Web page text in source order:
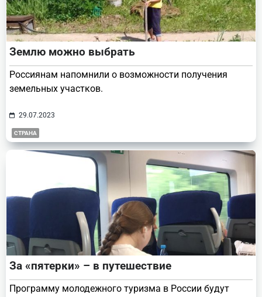
Землю можно выбрать
Россиянам напомнили о возможности получения
земельных участков.
29.07.2023
СТРАНА
За «пятерки» – в путешествие
Программу молодежного туризма в России будут